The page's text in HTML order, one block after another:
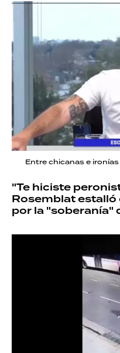
Entre chicanas e ironías
"Te hiciste
Rosemblat
por la "soberanía"